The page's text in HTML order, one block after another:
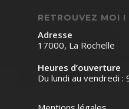
RETROUVEZ MOI !
Adresse
17000, La Rochelle
Heures d’ouverture
Du lundi au vendredi :